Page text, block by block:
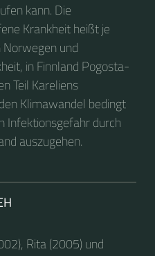
kann. Die
Krankheit heißt je
und
in Finnland Pogosta-
Teil Kareliens
Klimawandel bedingt
Infektionsgefahr durch
auszugehen.
Rita (2005) und